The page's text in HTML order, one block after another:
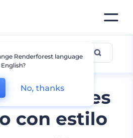
de señales
con estilo
Renderforest language
No, thanks